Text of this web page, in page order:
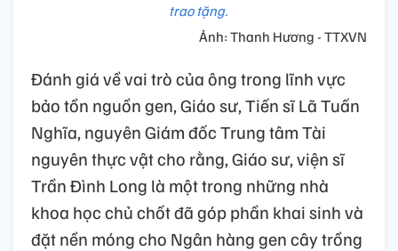
trao tặng.
Ảnh: Thanh Hương - TTXVN
Đánh giá về vai trò của ông trong lĩnh vực
bảo tồn nguồn gen, Giáo sư, Tiến sĩ Lã Tuấn
Nghĩa, nguyên Giám đốc Trung tâm Tài
nguyên thực vật cho rằng, Giáo sư, viện sĩ
Trần Đình Long là một trong những nhà
khoa học chủ chốt đã góp phần khai sinh và
đặt nền móng cho Ngân hàng gen cây trồng